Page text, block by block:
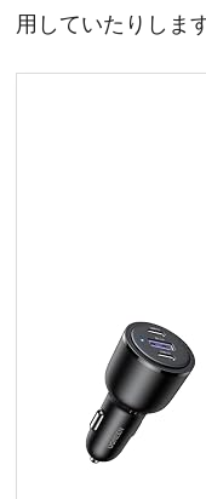
用していたりします